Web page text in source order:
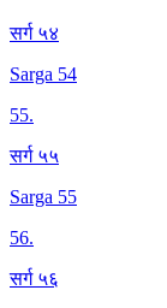
सर्ग ५४
Sarga 54
55.
सर्ग ५५
Sarga 55
56.
सर्ग ५६